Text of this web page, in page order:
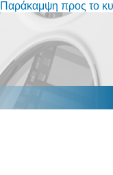
Παράκαμψη προς το